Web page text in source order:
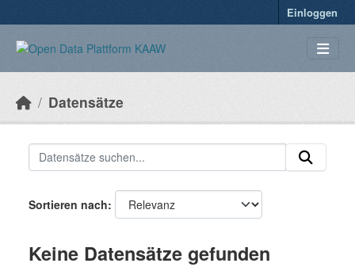
Einloggen
Datensätze
Sortieren nach
Keine Datensätze gefunden